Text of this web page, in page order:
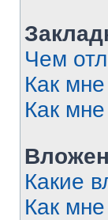
Чем
Как
Как мне
Какие
Как